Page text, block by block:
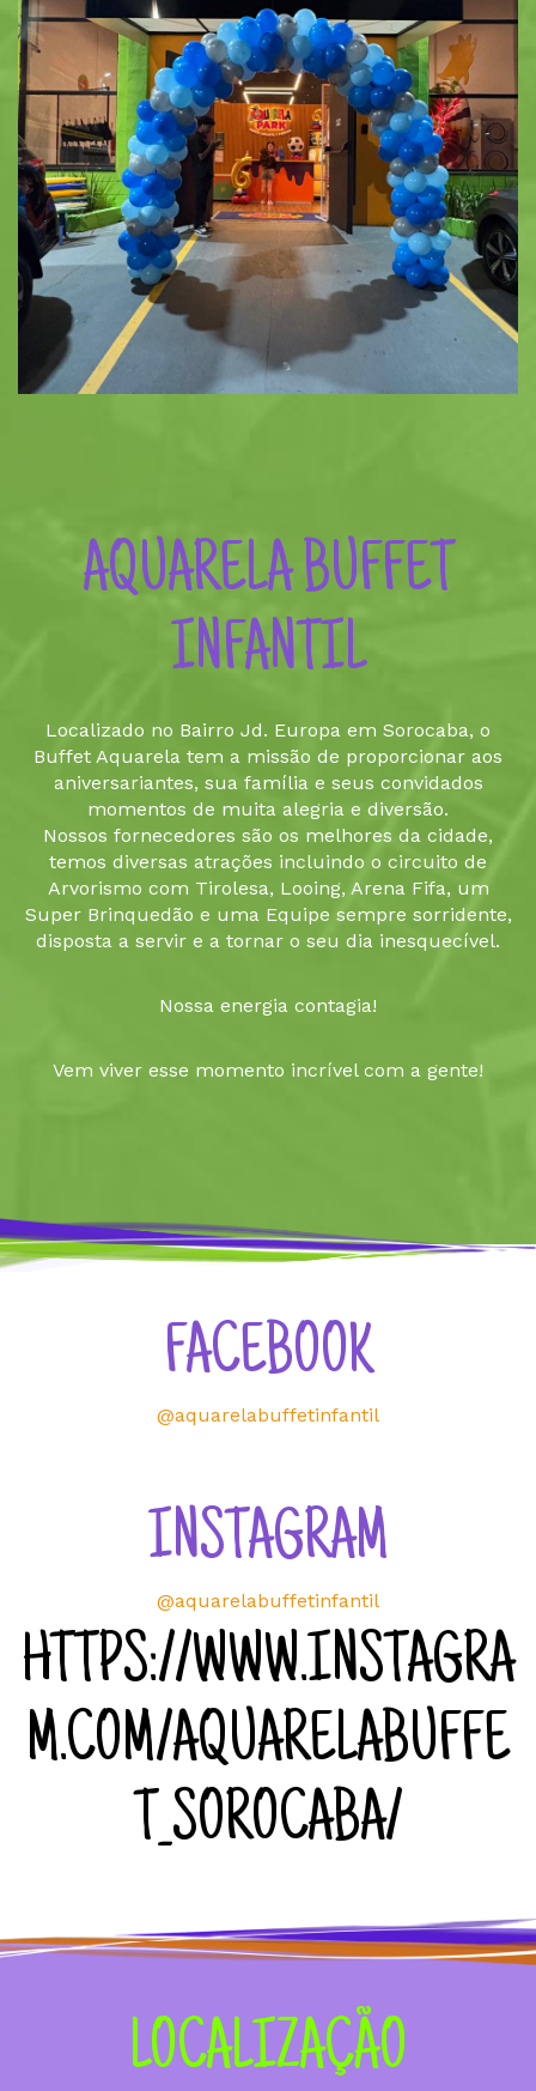
AQUARELA BUFFET
INFANTIL
Localizado no Bairro Jd. Europa em Sorocaba, o
Buffet Aquarela tem a missão de proporcionar aos
aniversariantes, sua família e seus convidados
momentos de muita alegria e diversão.
Nossos fornecedores são os melhores da cidade,
temos diversas atrações incluindo o circuito de
Arvorismo com Tirolesa, Looing, Arena Fifa, um
Super Brinquedão e uma Equipe sempre sorridente,
disposta a servir e a tornar o seu dia inesquecível.
Nossa energia contagia!
Vem viver esse momento incrível com a gente!
FACEBOOK
@aquarelabuffetinfantil
INSTAGRAM
@aquarelabuffetinfantil
HTTPS://WWW.INSTAGRA
M.COM/AQUARELABUFFE
T_SOROCABA/
LOCALIZAÇÃO